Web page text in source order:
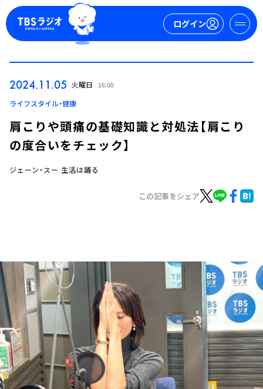
ログイン
ログイン
お知らせ
イベント・グッズ
YouTube
会社情報
2024.11.05 火曜日 16:00
ライフスタイル・健康
肩こりや頭痛の基礎知識と対処法【肩こり
の度合いをチェック】
ジェーン・スー 生活は踊る
この記事をシェア